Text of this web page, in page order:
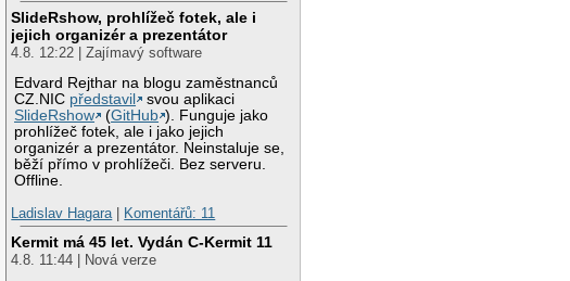
SlideRshow, prohlížeč fotek, ale i
jejich organizér a prezentátor
4.8. 12:22 | Zajímavý software
Edvard Rejthar na blogu zaměstnanců
CZ.NIC představil
svou aplikaci
SlideRshow
(GitHub ). Funguje jako
prohlížeč fotek, ale i jako jejich
organizér a prezentátor. Neinstaluje se,
běží přímo v prohlížeči. Bez serveru.
Offline.
Ladislav Hagara| Komentářů: 11
Kermit má 45 let. Vydán C-Kermit 11
4.8. 11:44 | Nová verze